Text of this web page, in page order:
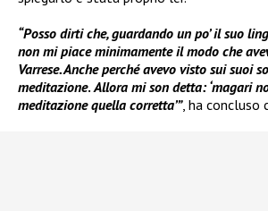
“Posso dirti che, guardando un po’ il suo
non mi piace minimamente il modo che
Varrese. Anche perché avevo visto sui suoi
meditazione. Allora mi son detta: ‘magari
meditazione quella corretta’”, ha concluso